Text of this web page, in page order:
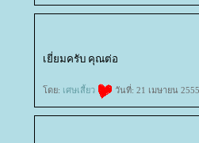
เยี่ยมครับ คุณต่อ
ดย: เศษเสี้ยว วันที่: 21 เมษายน